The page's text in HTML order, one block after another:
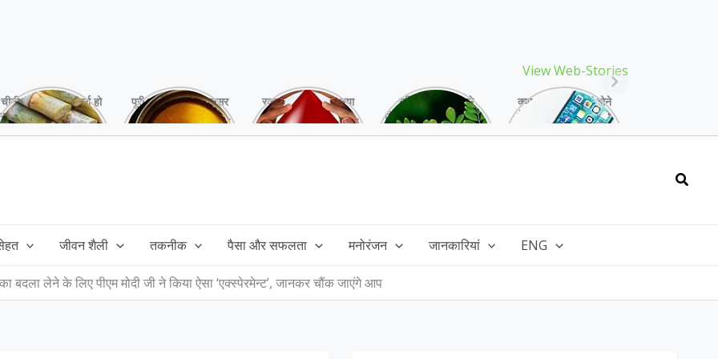
View Web-Stories
चीनी को कर दें ना, वर्ना हो
सकता है बहुत बड़ा नुक्सान
पूरी बनाने के बाद, अक्सर
तेल बच जाता है,ऐसे में
रक्तदान है ‘महादान’ क्या
आपने करवाया, स्वस्थ
गर्मियों में मिलने वाले
drumstick गुणों की खान
क्या storage full होने
के बाद मोबाइल हो रहा है
जीवन शैली तकनीक पैसा और सफलता मनोरंजन जानकारियां ENG
बदला लेने के लिए पीएम मोदी जी ने किया ऐसा ‘एक्स्पेरमेन्ट’, जानकर चौंक जाएंगे आप